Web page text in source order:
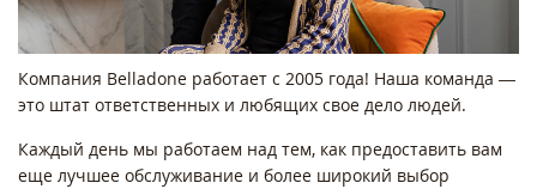
Компания Belladone работает с 2005 года! Наша команда —
это штат ответственных и любящих свое дело людей.
Каждый день мы работаем над тем, как предоставить вам
еще лучшее обслуживание и более широкий выбор